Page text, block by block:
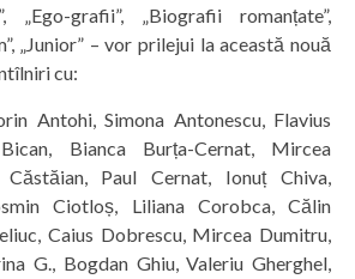
„Ego-grafii”, „Biografii romanțate”,
„Junior” – vor prilejui la această nouă
cu:
Antohi, Simona Antonescu, Flavius
Bianca Burța-Cernat, Mircea
Paul Cernat, Ionuț Chiva,
Ciotloș, Liliana Corobca, Călin
Caius Dobrescu, Mircea Dumitru,
G., Bogdan Ghiu, Valeriu Gherghel,